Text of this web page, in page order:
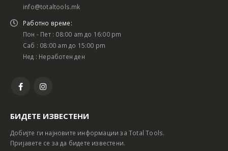
Батериски сет Ротирачки Чекан и Бормашина 20V
info@totaltools.mk
Работно време:
Пон - Пет : 08:00 am до 16:00 pm
Саб : 08:00 am до 15:00 pm
Нед : Неработен ден
БИДЕТЕ ИЗВЕСТЕНИ
Добијте ги најновите информации за Total Tools.
Пријавете се за да бидете известени.